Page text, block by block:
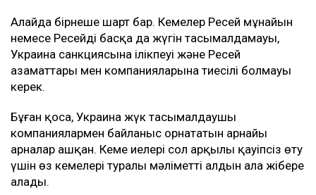
Алайда бірнеше шарт бар. Кемелер Ресей мұнайын
немесе Ресейдің басқа да жүгін тасымалдамауы,
Украина санкциясына ілікпеуі және Ресей
азаматтары мен компанияларына тиесілі болмауы
керек.
Бұған қоса, Украина жүк тасымалдаушы
компаниялармен байланыс орнататын арнайы
арналар ашқан. Кеме иелері сол арқылы қауіпсіз өту
үшін өз кемелері туралы мәліметті алдын ала жібере
алады.